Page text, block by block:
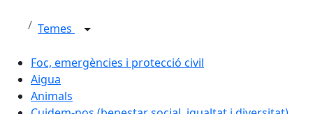
Temes
Foc, emergències i protecció civil
Aigua
Animals